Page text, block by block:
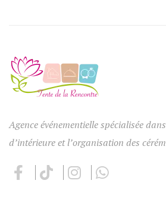
Agence événementielle spécialisée
d’intérieure et l’organisation des